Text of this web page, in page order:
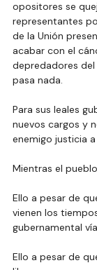
opositores se
representantes
de la Unión
acabar con el
depredadores
pasa nada.
Para sus leales
nuevos cargos y
enemigo justicia a
Mientras el
Ello a pesar de
vienen los
gubernamental
Ello a pesar de